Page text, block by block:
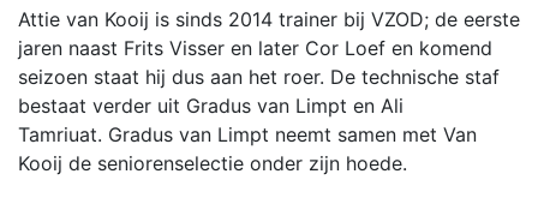
Attie van Kooij is sinds 2014 trainer bij VZOD; de eerste
jaren naast Frits Visser en later Cor Loef en komend
seizoen staat hij dus aan het roer. De technische staf
bestaat verder uit Gradus van Limpt en Ali
Tamriuat. Gradus van Limpt neemt samen met Van
Kooij de seniorenselectie onder zijn hoede.